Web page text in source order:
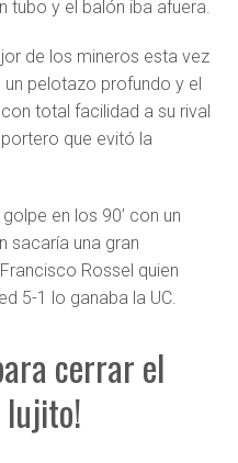
tubo y el balón iba afuera.
de los mineros esta vez
pelotazo profundo y el
total facilidad a su rival
que evitó la
en los 90’ con un
sacaría una gran
Rossel quien
5-1 lo ganaba la UC.
cerrar el
lujito!